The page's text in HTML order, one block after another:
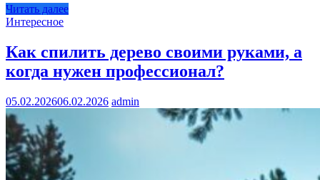
Читать далее
Интересное
Как спилить дерево своими руками, а
когда нужен профессионал?
05.02.202606.02.2026 admin